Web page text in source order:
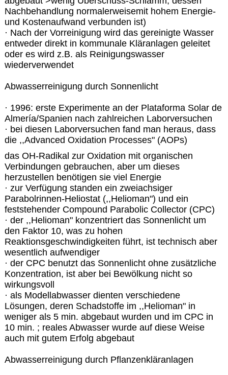
Nachbehandlung normalerweisemit hohem Energie-
und Kostenaufwand verbunden ist)
· Nach der Vorreinigung wird das gereinigte Wasser
entweder direkt in kommunale Kläranlagen geleitet
oder es wird z.B. als Reinigungswasser
wiederverwendet
Abwasserreinigung durch Sonnenlicht
· 1996: erste Experimente an der Plataforma Solar de
Almería/Spanien nach zahlreichen Laborversuchen
· bei diesen Laborversuchen fand man heraus, dass
die ,,Advanced Oxidation Processes" (AOPs)
das OH-Radikal zur Oxidation mit organischen
Verbindungen gebrauchen, aber um dieses
herzustellen benötigen sie viel Energie
· zur Verfügung standen ein zweiachsiger
Parabolrinnen-Heliostat (,,Helioman") und ein
feststehender Compound Parabolic Collector (CPC)
· der ,,Helioman" konzentriert das Sonnenlicht um
den Faktor 10, was zu hohen
Reaktionsgeschwindigkeiten führt, ist technisch aber
wesentlich aufwendiger
· der CPC benutzt das Sonnenlicht ohne zusätzliche
Konzentration, ist aber bei Bewölkung nicht so
wirkungsvoll
· als Modellabwasser dienten verschiedene
Lösungen, deren Schadstoffe im ,,Helioman" in
weniger als 5 min. abgebaut wurden und im CPC in
10 min. ; reales Abwasser wurde auf diese Weise
auch mit gutem Erfolg abgebaut
Abwasserreinigung durch Pflanzenkläranlagen